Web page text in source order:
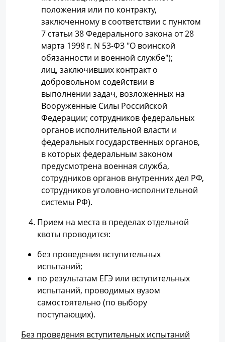
положения или по контракту,
заключенному в соответствии с пунктом
7 статьи 38 Федерального закона от 28
марта 1998 г. N 53-ФЗ "О воинской
обязанности и военной службе");
лиц, заключивших контракт о
добровольном содействии в
выполнении задач, возложенных на
Вооруженные Силы Российской
Федерации; сотрудников федеральных
органов исполнительной власти и
федеральных государственных органов,
в которых федеральным законом
предусмотрена военная служба,
сотрудников органов внутренних дел РФ,
сотрудников уголовно-исполнительной
системы РФ).
Прием на места в пределах отдельной
квоты проводится:
без проведения вступительных
испытаний;
по результатам ЕГЭ или вступительных
испытаний, проводимых вузом
самостоятельно (по выбору
поступающих).
Без проведения вступительных испытаний